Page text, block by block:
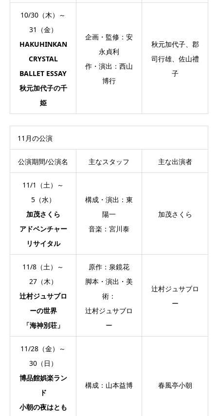
10/30（木）～
31（金）
HAKUHINKAN
CRYSTAL
BALLET ESSAY
秋元加代子の千
姫
企画・監修：安
永貞利
作・演出：西山
博行
秋元加代子、郡
司行雄、佐山禮
子
11月の公演
公演期間/公演名 主なスタッフ 主な出演者
11/1（土）～
5（水）
加茂さくら
アドベンチャー
リサイタル
構成・演出：東
陽一
音楽：宮川泰
加茂さくら
11/8（土）～
27（木）
辻村ジュサブロ
ーの世界
「海神別荘」
原作：泉鏡花
脚本・演出・美
術：
辻村ジュサブロ
ー
辻村ジュサブロ
ー
11/28（金）～
30（日）
博品館娯楽ラン
ド
小朝の夜はとも
構成：山本益博 春風亭小朝